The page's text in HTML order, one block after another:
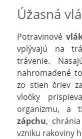
Úžasná
Potravinové
vplývajú na
trávenie.
nahromadené
zo stien čriev
vločky
organizmu, a
zápchu,
vzniku rakoviny